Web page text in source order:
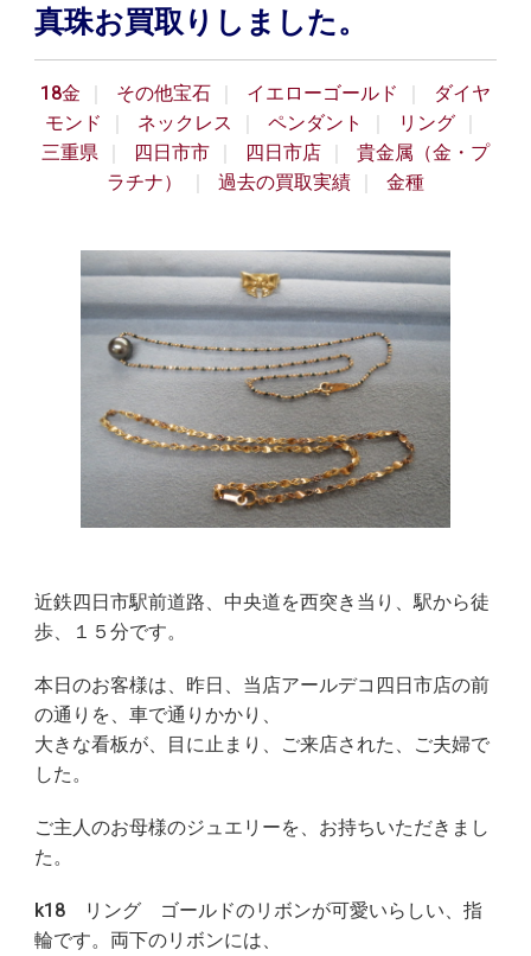
真珠お買取りしました。
18金 その他宝石 イエローゴールド
ダイヤ
モンド
ネックレス ペンダント
リング
三重県
四日市市 四日市店
貴金属（金・プ
ラチナ）
過去の買取実績 金種
近鉄四日市駅前道路、中央道を西突き当り、駅から徒
歩、１５分です。
本日のお客様は、昨日、当店アールデコ四日市店の前
の通りを、車で通りかかり、
大きな看板が、目に止まり、ご来店された、ご夫婦で
した。
ご主人のお母様のジュエリーを、お持ちいただきまし
た。
k18 リング ゴールドのリボンが可愛いらしい、指
輪です。両下のリボンには、